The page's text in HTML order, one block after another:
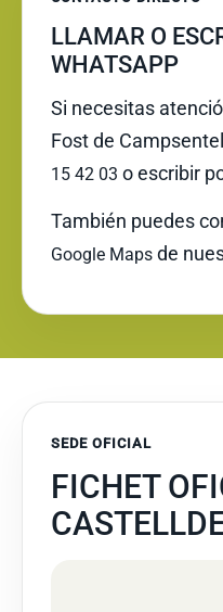
LLAMAR O
WHATSAPP
Si necesitas
Fost de
15 42 03 o escribir
También puedes
Google Maps de
SEDE OFICIAL
FICHET